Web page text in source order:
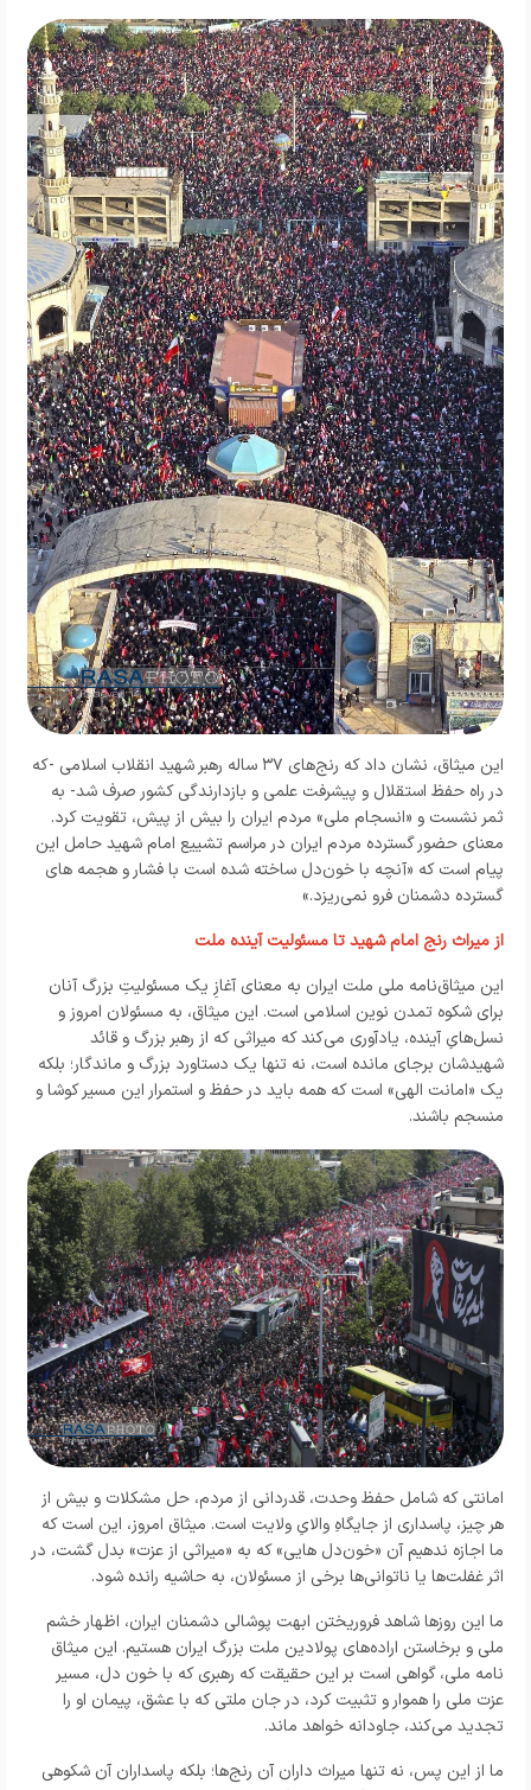
این میثاق، نشان داد که رنج‌های ۳۷ ساله‌ رهبر شهید انقلاب اسلامی -که
در راه حفظ استقلال و پیشرفت علمی و بازدارندگی کشور صرف شد- به
ثمر نشست و «انسجام ملی» مردم ایران را بیش از پیش، تقویت کرد.
معنای حضور گسترده مردم ایران در مراسم تشییع امام شهید حامل این
پیام است که «آنچه با خون‌دل ساخته شده است با فشار و هجمه‌ های
گسترده دشمنان فرو نمی‌ریزد.»
از میراث رنج امام شهید تا مسئولیت آینده ملت
این میثاق‌نامه‌ ملی ملت ایران به معنای آغازِ یک مسئولیتِ بزرگ آنان
برای شکوه تمدن نوین اسلامی است. این میثاق، به مسئولان امروز و
نسل‌هایِ آینده، یادآوری می‌کند که میراثی که از رهبر بزرگ و قائد
شهیدشان برجای مانده است، نه تنها یک دستاورد بزرگ و ماندگار؛ بلکه
یک «امانت الهی» است که همه باید در حفظ و استمرار این مسیر کوشا و
منسجم باشند.
امانتی که شامل حفظ وحدت، قدردانی از مردم، حل مشکلات و بیش از
هر چیز، پاسداری از جایگاهِ والایِ ولایت است. میثاق امروز، این است که
ما اجازه ندهیم آن «خون‌دل هایی» که به «میراثی از عزت» بدل گشت، در
اثر غفلت‌ها یا ناتوانی‌ها برخی از مسئولان، به حاشیه رانده شود.
ما این روزها شاهد فروریختن ابهت پوشالی دشمنان ایران، اظهار خشم
ملی و برخاستن اراده‌های پولادین ملت بزرگ ایران هستیم. این میثاق‌
نامه‌ ملی، گواهی است بر این حقیقت که رهبری که با خون دل، مسیر
عزت ملی را هموار و تثبیت کرد، در جان ملتی که با عشق، پیمان او را
تجدید می‌کند، جاودانه خواهد ماند.
ما از این پس، نه تنها میراث‌ داران آن رنج‌ها؛ بلکه پاسداران آن شکوهی